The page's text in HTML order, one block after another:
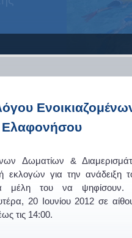
Ελαφονήσου
Δωματίων &
εκλογών για την ανάδειξη
μέλη του να ψηφίσουν.
20 Ιουνίου 2012 σε
τις 14:00.